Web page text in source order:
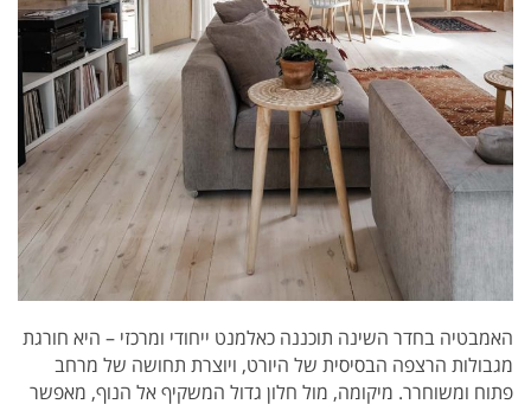
האמבטיה בחדר השינה תוכננה כאלמנט ייחודי ומרכזי – היא חורגת
מגבולות הרצפה הבסיסית של היורט, ויוצרת תחושה של מרחב
פתוח ומשוחרר. מיקומה, מול חלון גדול המשקיף אל הנוף, מאפשר